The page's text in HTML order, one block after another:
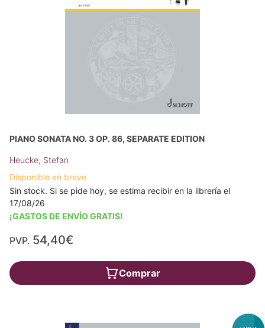
PIANO SONATA NO. 3 OP. 86, SEPARATE EDITION
Heucke, Stefan
Disponible en breve
Sin stock. Si se pide hoy, se estima recibir en la librería el
17/08/26
¡GASTOS DE ENVÍO GRATIS!
PVP. 54,40€
Comprar